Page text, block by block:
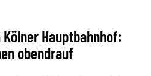
Hauptbahnhof:
obendrauf